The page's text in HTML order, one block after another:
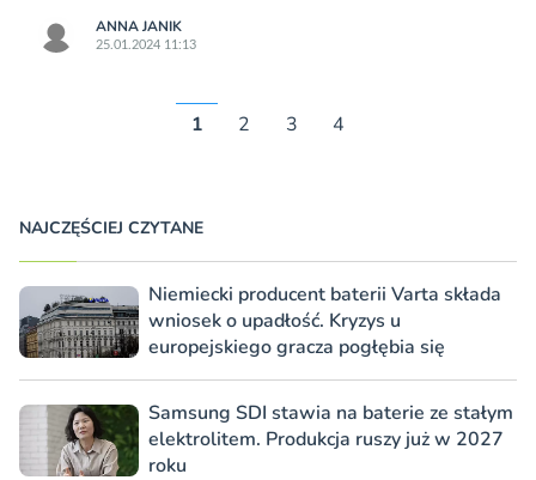
ANNA JANIK
25.01.2024 11:13
1 2 3 4
NAJCZĘŚCIEJ CZYTANE
Niemiecki producent baterii Varta składa
wniosek o upadłość. Kryzys u
europejskiego gracza pogłębia się
Samsung SDI stawia na baterie ze stałym
elektrolitem. Produkcja ruszy już w 2027
roku